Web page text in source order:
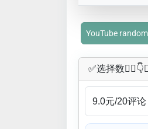
YouTube
✅​选择数